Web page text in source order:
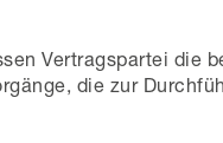
Vertragspartei die
die zur